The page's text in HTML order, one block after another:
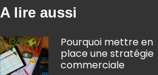
A lire aussi
Pourquoi mettre en
place une stratégie
commerciale